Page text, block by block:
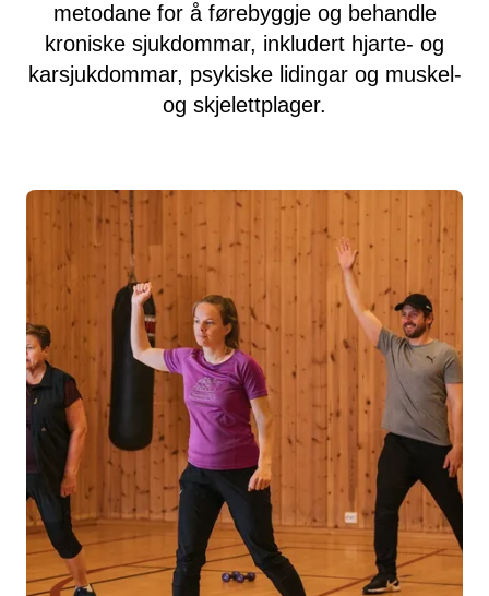
metodane for å førebyggje og behandle
kroniske sjukdommar, inkludert hjarte- og
karsjukdommar, psykiske lidingar og muskel-
og skjelettplager.